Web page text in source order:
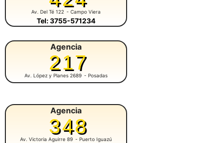
Av. Del Té 122 - Campo Viera
Tel: 3755-571234
Agencia
217
Av. López y Planes 2689 - Posadas
Agencia
348
Av. Victoria Aguirre 89 - Puerto Iguazú